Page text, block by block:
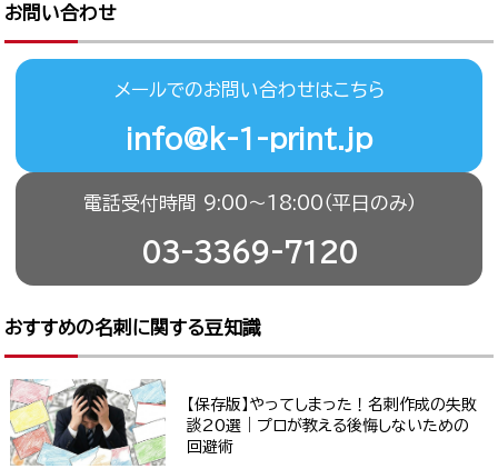
お問い合わせ
メールでのお問い合わせはこちら
info@k-1-print.jp
電話受付時間 9:00〜18:00（平日のみ）
03-3369-7120
おすすめの名刺に関する豆知識
【保存版】やってしまった！名刺作成の失敗
談20選｜プロが教える後悔しないための
回避術